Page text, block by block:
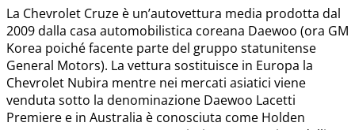
La Chevrolet Cruze è un’autovettura media prodotta dal
2009 dalla casa automobilistica coreana Daewoo (ora GM
Korea poiché facente parte del gruppo statunitense
General Motors). La vettura sostituisce in Europa la
Chevrolet Nubira mentre nei mercati asiatici viene
venduta sotto la denominazione Daewoo Lacetti
Premiere e in Australia è conosciuta come Holden